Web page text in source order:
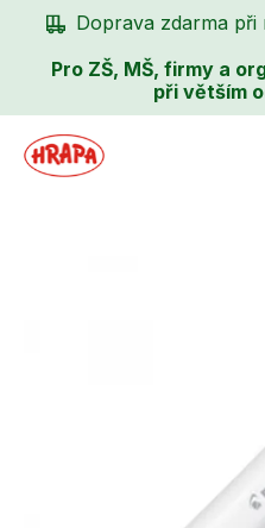
Doprava zdarma při
Pro ZŠ, MŠ, firmy a
při větším